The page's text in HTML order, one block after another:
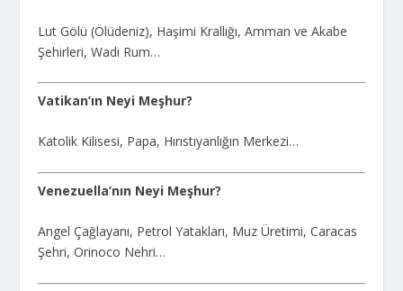
Lut Gölü (Ölüdeniz), Haşimi Krallığı, Amman ve Akabe
Şehirleri, Wadi Rum…
Vatikan’ın Neyi Meşhur?
Katolik Kilisesi, Papa, Hırıstıyanlığın Merkezi…
Venezuella’nın Neyi Meşhur?
Angel Çağlayanı, Petrol Yatakları, Muz Üretimi, Caracas
Şehri, Orinoco Nehri…